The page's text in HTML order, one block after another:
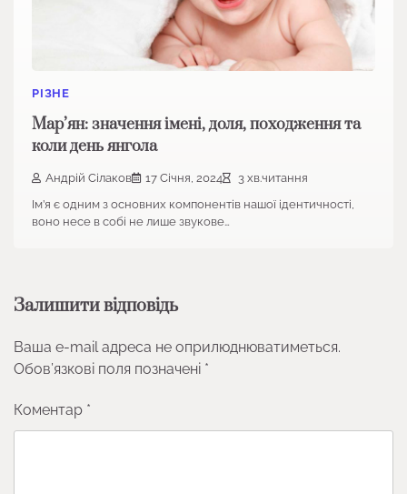
РІЗНЕ
Мар’ян: значення імені, доля, походження та
коли день янгола
Андрій Сілаков 17 Січня, 2024
3 хв.читання
Ім’я є одним з основних компонентів нашої ідентичності,
воно несе в собі не лише звукове…
Залишити відповідь
Ваша e-mail адреса не оприлюднюватиметься.
Обов’язкові поля позначені *
Коментар *